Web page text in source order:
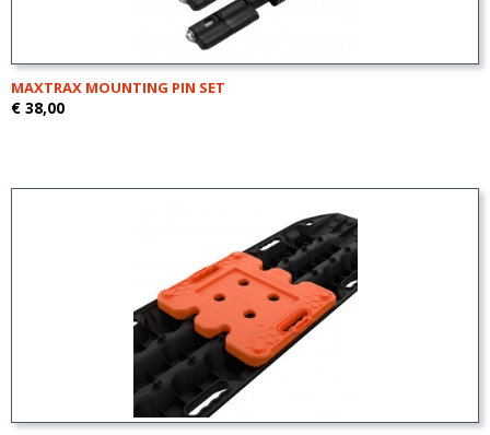
MAXTRAX MOUNTING PIN SET
€ 38,00